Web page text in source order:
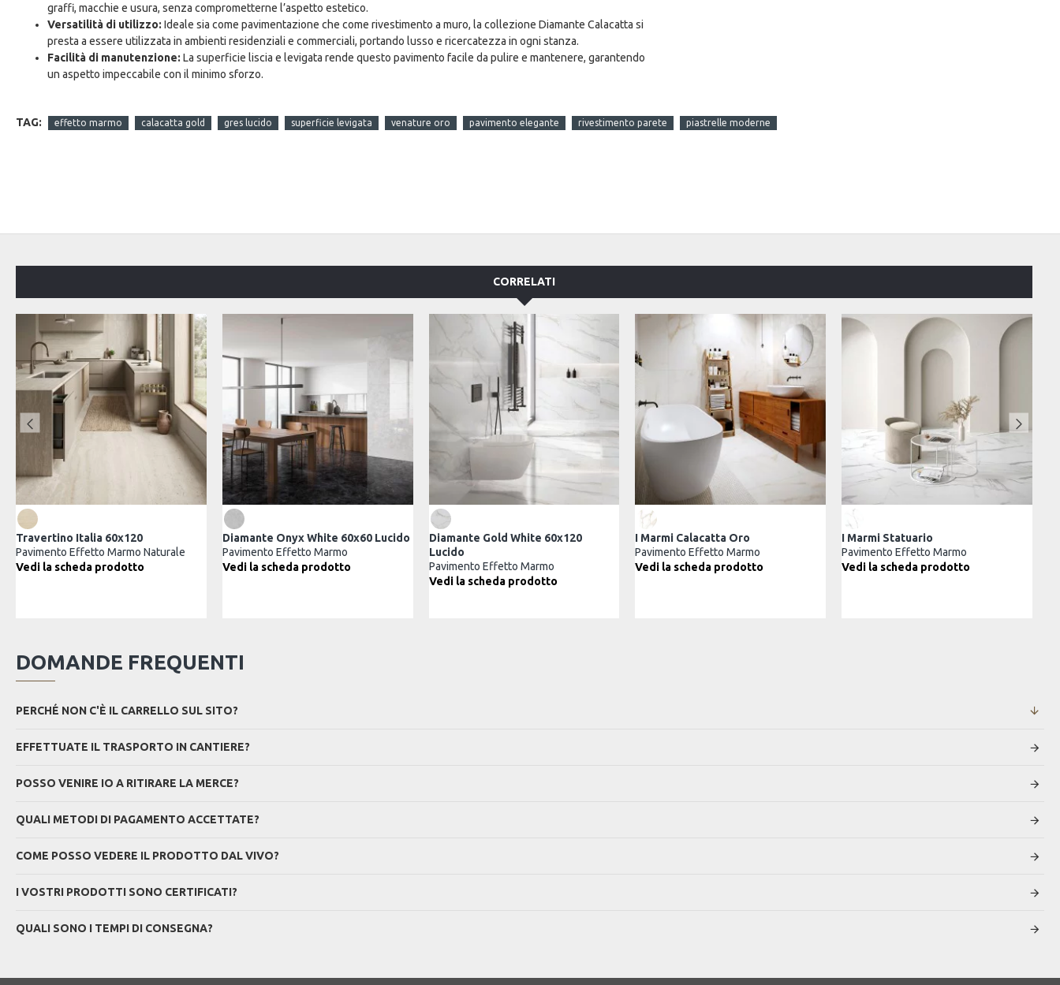
graffi, macchie e usura, senza comprometterne l’aspetto estetico.
Versatilità di utilizzo: Ideale sia come pavimentazione che come rivestimento a muro, la collezione Diamante Calacatta si
presta a essere utilizzata in ambienti residenziali e commerciali, portando lusso e ricercatezza in ogni stanza.
Facilità di manutenzione: La superficie liscia e levigata rende questo pavimento facile da pulire e mantenere, garantendo
un aspetto impeccabile con il minimo sforzo.
TAG: effetto marmo calacatta gold gres lucido superficie levigata venature oro pavimento elegante rivestimento parete piastrelle moderne
CORRELATI
Marmo
prodotto
Travertino Italia 60x120
Pavimento Effetto Marmo Naturale
Vedi la scheda prodotto
Diamante Onyx White 60x60 Lucido
Pavimento Effetto Marmo
Vedi la scheda prodotto
Diamante Gold White 60x120
Pavimento Effetto Marmo
Vedi la scheda prodotto
I Marmi Calacatta Oro
Pavimento Effetto Marmo
Vedi la scheda prodotto
Pavimento Effetto
Vedi la scheda
DOMANDE FREQUENTI
PERCHÉ NON C'È IL CARRELLO SUL SITO?
EFFETTUATE IL TRASPORTO IN CANTIERE?
POSSO VENIRE IO A RITIRARE LA MERCE?
QUALI METODI DI PAGAMENTO ACCETTATE?
COME POSSO VEDERE IL PRODOTTO DAL VIVO?
I VOSTRI PRODOTTI SONO CERTIFICATI?
QUALI SONO I TEMPI DI CONSEGNA?